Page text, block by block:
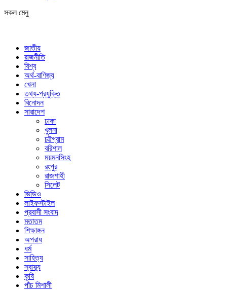
সকল মেনু
জাতীয়
রাজনীতি
বিশ্ব
অর্থ-বাণিজ্য
খেলা
তথ্য-প্রযুক্তি
বিনোদন
সারাদেশ
ঢাকা
খুলনা
চট্টগ্রাম
বরিশাল
ময়মনসিংহ
রংপুর
রাজশাহী
সিলেট
ভিডিও
লাইফস্টাইল
প্রবাসী সংবাদ
মতাতম
শিক্ষাঙ্গন
অপরাধ
ধর্ম
সাহিত্য
স্বাস্থ্য
কৃষি
পাঁচ মিশালী